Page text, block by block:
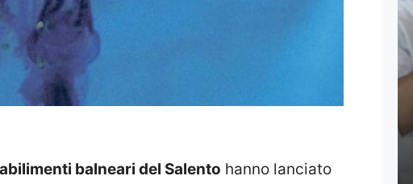
balneari del Salento hanno lanciato